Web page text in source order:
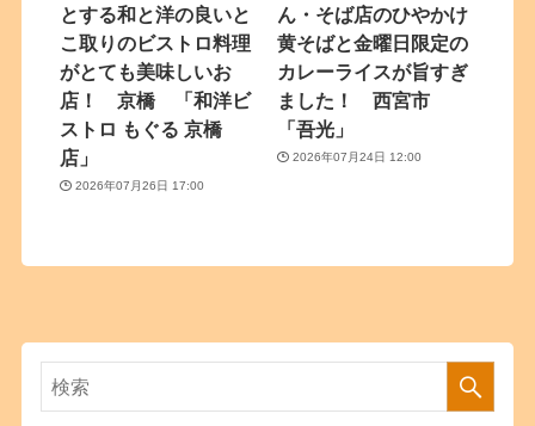
とする和と洋の良いと
こ取りのビストロ料理
がとても美味しいお
店！ 京橋 「和洋ビ
ストロ もぐる 京橋
店」
2026年07月26日 17:00
ん・そば店のひやかけ
黄そばと金曜日限定の
カレーライスが旨すぎ
ました！ 西宮市
「吾光」
2026年07月24日 12:00